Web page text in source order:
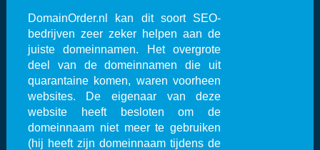
DomainOrder.nl kan dit soort SEO-
bedrijven zeer zeker helpen aan de
juiste domeinnamen. Het overgrote
deel van de domeinnamen die uit
quarantaine komen, waren voorheen
websites. De eigenaar van deze
website heeft besloten om de
domeinnaam niet meer te gebruiken
(hij heeft zijn domeinnaam tijdens de